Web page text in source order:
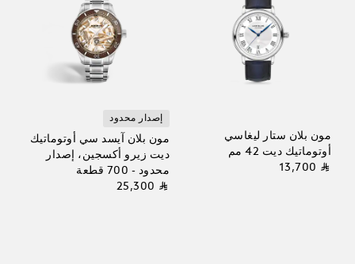
مون بلان ستار ليغاسي
أوتوماتيك ديت 42 مم
⃁ 13,700
إصدار محدود
مون بلان آيسد سي أوتوماتيك
ديت زيرو أكسجين، إصدار
محدود - 700 قطعة
⃁ 25,300